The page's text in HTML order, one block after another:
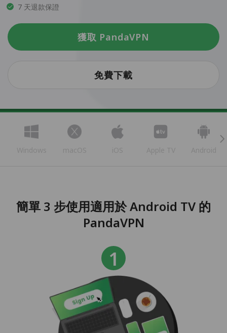
7 天退款保證
獲取 PandaVPN
免費下載
Windows macOS iOS Apple TV Android
簡單 3 步使用適用於 Android TV 的
PandaVPN